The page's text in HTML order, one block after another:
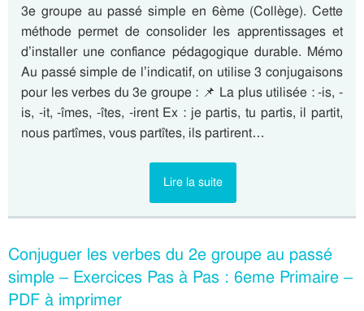
3e groupe au passé simple en 6ème (Collège). Cette
méthode permet de consolider les apprentissages et
d’installer une confiance pédagogique durable. Mémo
Au passé simple de l’indicatif, on utilise 3 conjugaisons
pour les verbes du 3e groupe : 📌 La plus utilisée : -is, -
is, -it, -îmes, -îtes, -irent Ex : je partis, tu partis, il partit,
nous partîmes, vous partîtes, ils partirent…
Lire la suite
Conjuguer les verbes du 2e groupe au passé
simple – Exercices Pas à Pas : 6eme Primaire –
PDF à imprimer